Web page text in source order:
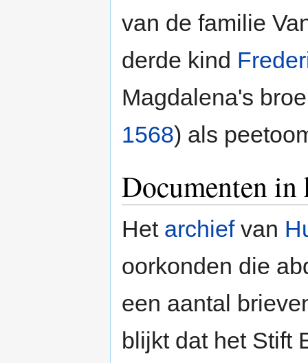
van de familie
derde kind
Magdalena's
1568) als
Documenten in
Het archiefvan
oorkonden die
een aantal
blijkt dat het Stift